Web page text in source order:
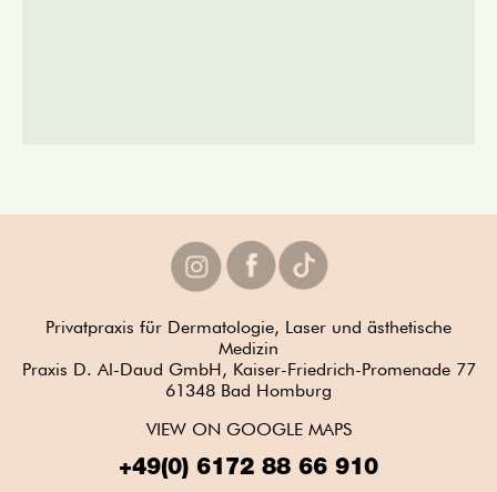
Privatpraxis für Dermatologie, Laser und ästhetische
Medizin
Praxis D. Al-Daud GmbH, Kaiser-Friedrich-Promenade 77
61348 Bad Homburg
VIEW ON GOOGLE MAPS
+49(0) 6172 88 66 910